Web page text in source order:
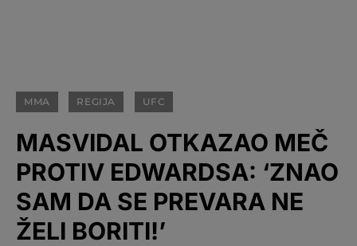
MMA REGIJA UFC
MASVIDAL OTKAZAO MEČ
PROTIV EDWARDSA: ‘ZNAO
SAM DA SE PREVARA NE
ŽELI BORITI!’